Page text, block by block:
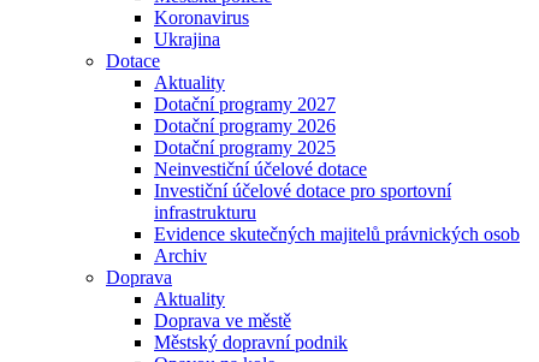
Koronavirus
Ukrajina
Dotace
Aktuality
Dotační programy 2027
Dotační programy 2026
Dotační programy 2025
Neinvestiční účelové dotace
Investiční účelové dotace pro sportovní
infrastrukturu
Evidence skutečných majitelů právnických osob
Archiv
Doprava
Aktuality
Doprava ve městě
Městský dopravní podnik